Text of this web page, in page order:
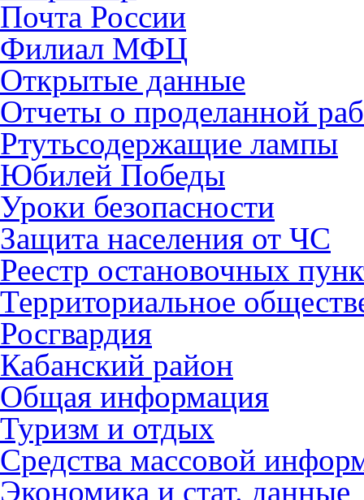
Почта России
Филиал МФЦ
Открытые данные
Отчеты о проделанной
Ртутьсодержащие лампы
Юбилей Победы
Уроки безопасности
Защита населения от ЧС
Реестр остановочных
Территориальное
Росгвардия
Кабанский район
Общая информация
Туризм и отдых
Средства массовой
Экономика и стат. данные